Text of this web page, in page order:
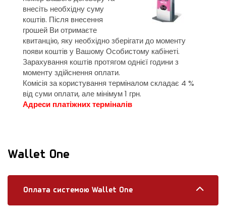
внесіть необхідну суму
коштів. Після внесення
грошей Ви отримаєте
квитанцію, яку необхідно зберігати до моменту
появи коштів у Вашому Особистому кабінеті.
Зарахування коштів протягом однієї години з
моменту здійснення оплати.
Комісія за користування терміналом складає 4 %
від суми оплати, але мінімум 1 грн.
Адреси платіжних терміналів
Wallet One
Оплата системою Wallet One